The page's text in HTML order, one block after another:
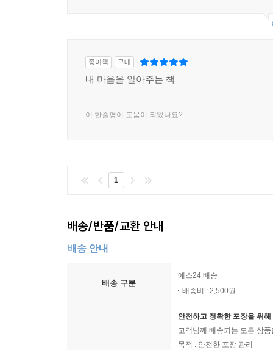
종이책 구매
내 마음을 알아주는 책
이 한줄평이 도움이 되었나요?
1
배송/반품/교환 안내
배송 안내
배송 구분
예스24 배송
배송비 : 2,500원
안전하고 정확한 포장을 위
고객님께 배송되는 모든 상
목적 : 안전한 포장 관리